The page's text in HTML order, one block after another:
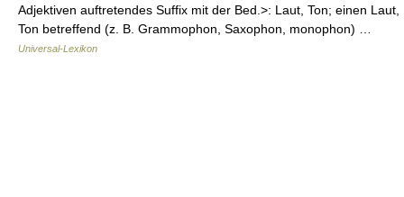
Adjektiven auftretendes Suffix mit der Bed.>: Laut, Ton; einen Laut,
Ton betreffend (z. B. Grammophon, Saxophon, monophon) …
Universal-Lexikon